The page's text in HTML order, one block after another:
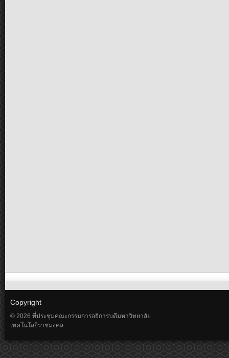
Copyright
© 2026 ที่ประชุมคณะกรรมการอธิการบดีมหาวิทยาลัย
เทคโนโลยีราชมงคล.